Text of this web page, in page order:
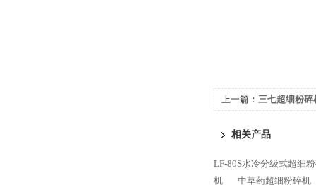
上一篇： 三七超细粉碎
相关产品
LF-80S水冷分级式超细
机
中草药超细粉碎机